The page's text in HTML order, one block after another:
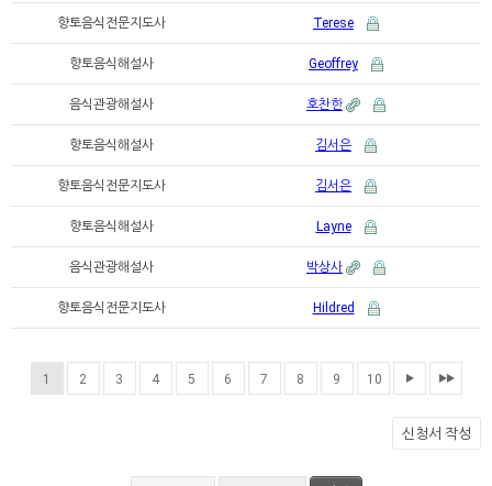
향토음식전문지도사 Terese
향토음식해설사 Geoffrey
음식관광해설사 호찬한
향토음식해설사 김서은
향토음식전문지도사 김서은
향토음식해설사 Layne
음식관광해설사 박상사
향토음식전문지도사 Hildred
1 2 3 4 5 6 7 8 9 10
신청서 작성